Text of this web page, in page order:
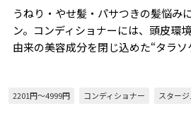
うねり・やせ髪・パサつきの髪悩み
ン。コンディショナーには、頭皮環
由来の美容成分を閉じ込めた“タラソ
2201円～4999円 コンディショナー スタージ